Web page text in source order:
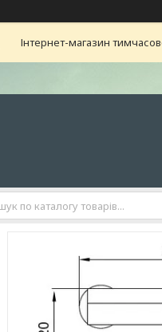
Інтернет-магазин